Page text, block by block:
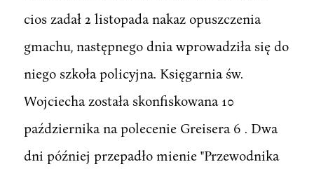
cios zadał 2 listopada nakaz opuszczenia
gmachu, następnego dnia wprowadziła się do
niego szkoła policyjna. Księgarnia św.
Wojciecha została skonfiskowana 10
października na polecenie Greisera 6 . Dwa
dni później przepadło mienie "Przewodnika